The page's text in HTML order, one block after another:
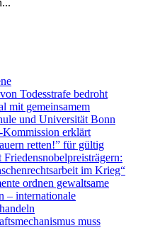
Todesstrafe bedroht
mit gemeinsamem
und Universität Bonn
erklärt
retten!” für gültig
im Krieg“
ordnen gewaltsame
– internationale
muss